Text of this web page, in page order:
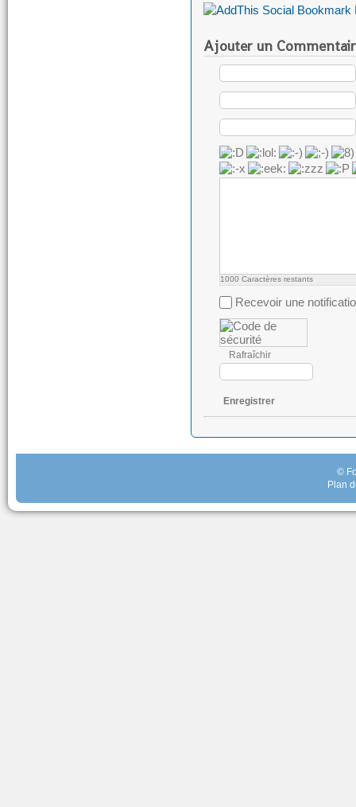
Ajouter un
1000 Caractères restants
Recevoir une
Rafraîchir
Enregistrer
©
Plan